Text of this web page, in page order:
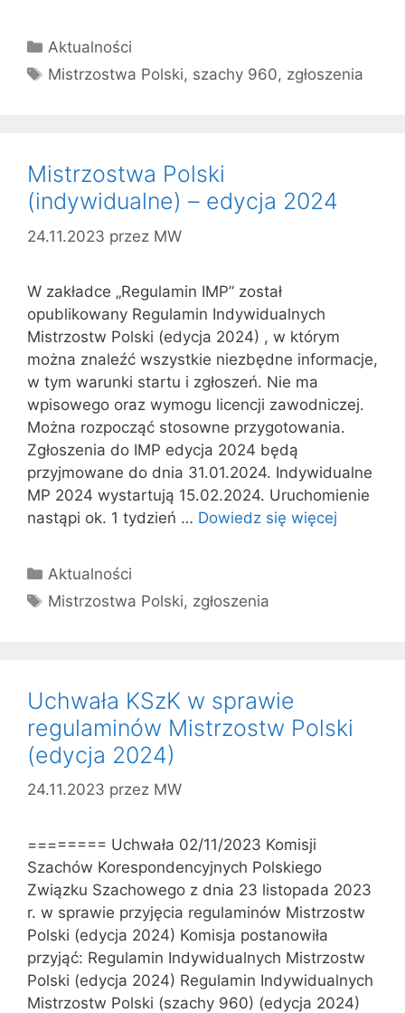
Kategorie
Aktualności
Tagi
Mistrzostwa Polski, szachy 960, zgłoszenia
Mistrzostwa Polski
(indywidualne) – edycja 2024
24.11.2023 przez MW
W zakładce „Regulamin IMP” został
opublikowany Regulamin Indywidualnych
Mistrzostw Polski (edycja 2024) , w którym
można znaleźć wszystkie niezbędne informacje,
w tym warunki startu i zgłoszeń. Nie ma
wpisowego oraz wymogu licencji zawodniczej.
Można rozpocząć stosowne przygotowania.
Zgłoszenia do IMP edycja 2024 będą
przyjmowane do dnia 31.01.2024. Indywidualne
MP 2024 wystartują 15.02.2024. Uruchomienie
nastąpi ok. 1 tydzień … Dowiedz się więcej
Kategorie
Aktualności
Tagi
Mistrzostwa Polski, zgłoszenia
Uchwała KSzK w sprawie
regulaminów Mistrzostw Polski
(edycja 2024)
24.11.2023 przez MW
======== Uchwała 02/11/2023 Komisji
Szachów Korespondencyjnych Polskiego
Związku Szachowego z dnia 23 listopada 2023
r. w sprawie przyjęcia regulaminów Mistrzostw
Polski (edycja 2024) Komisja postanowiła
przyjąć: Regulamin Indywidualnych Mistrzostw
Polski (edycja 2024) Regulamin Indywidualnych
Mistrzostw Polski (szachy 960) (edycja 2024)